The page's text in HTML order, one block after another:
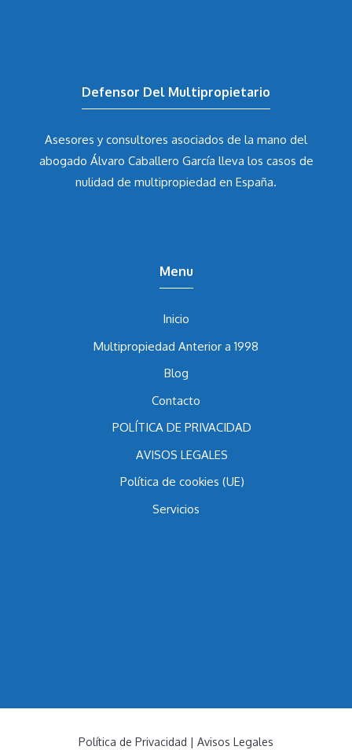
Asesores y consultores asociados de la mano del
abogado Álvaro Caballero Garcíalleva los casos de
Inicio
Multipropiedad Anterior a 1998
Blog
Contacto
POLÍTICA DE PRIVACIDAD
AVISOS LEGALES
Política de cookies (UE)